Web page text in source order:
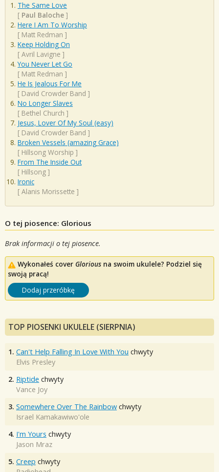
The Same Love
[ Paul Baloche ]
Here I Am To Worship
[ Matt Redman ]
Keep Holding On
[ Avril Lavigne ]
You Never Let Go
[ Matt Redman ]
He Is Jealous For Me
[ David Crowder Band ]
No Longer Slaves
[ Bethel Church ]
Jesus, Lover Of My Soul (easy)
[ David Crowder Band ]
Broken Vessels (amazing Grace)
[ Hillsong Worship ]
From The Inside Out
[ Hillsong ]
Ironic
[ Alanis Morissette ]
O tej piosence: Glorious
Brak informacji o tej piosence.
Wykonałeś cover Glorious na swoim ukulele? Podziel się
swoją pracą!
Dodaj przeróbkę
TOP PIOSENKI UKULELE (SIERPNIA)
1. Can't Help Falling In Love With You chwyty
Elvis Presley
2. Riptide chwyty
Vance Joy
3. Somewhere Over The Rainbow chwyty
Israel Kamakawiwo'ole
4. I'm Yours chwyty
Jason Mraz
5. Creep chwyty